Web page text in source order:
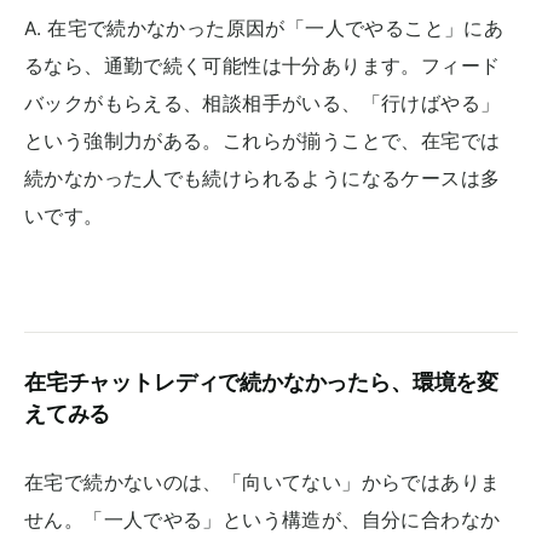
A. 在宅で続かなかった原因が「一人でやること」にあ
るなら、通勤で続く可能性は十分あります。フィード
バックがもらえる、相談相手がいる、「行けばやる」
という強制力がある。これらが揃うことで、在宅では
続かなかった人でも続けられるようになるケースは多
いです。
在宅チャットレディで続かなかったら、環境を変
えてみる
在宅で続かないのは、「向いてない」からではありま
せん。「一人でやる」という構造が、自分に合わなか